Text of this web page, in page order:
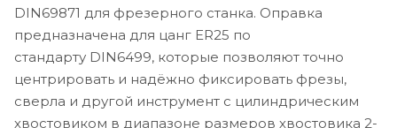
DIN69871 для фрезерного станка. Оправка
предназначена для цанг ER25 по
стандарту DIN6499, которые позволяют точно
центрировать и надёжно фиксировать фрезы,
сверла и другой инструмент с цилиндрическим
хвостовиком в диапазоне размеров хвостовика 2-